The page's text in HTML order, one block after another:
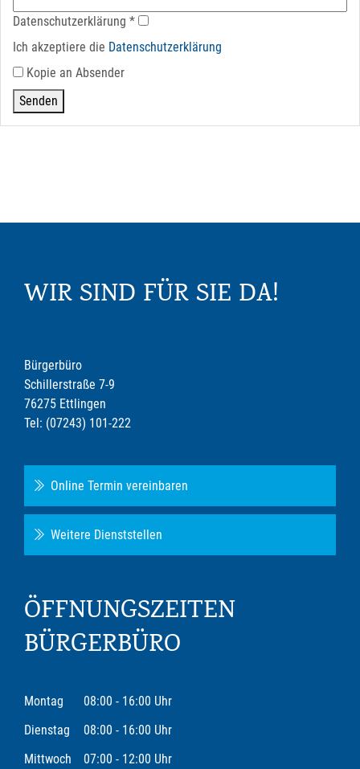
Datenschutz­erklärung *
Ich akzeptiere die Datenschutz­erklärung
Kopie an Absender
WIR SIND FÜR SIE DA!
Bürgerbüro
Schillerstraße 7-9
76275 Ettlingen
Tel: (07243) 101-222
Online Termin vereinbaren
Weitere Dienststellen
ÖFFNUNGSZEITEN
BÜRGERBÜRO
Montag
08:00 - 16:00 Uhr
Dienstag
08:00 - 16:00 Uhr
Mittwoch
07:00 - 12:00 Uhr